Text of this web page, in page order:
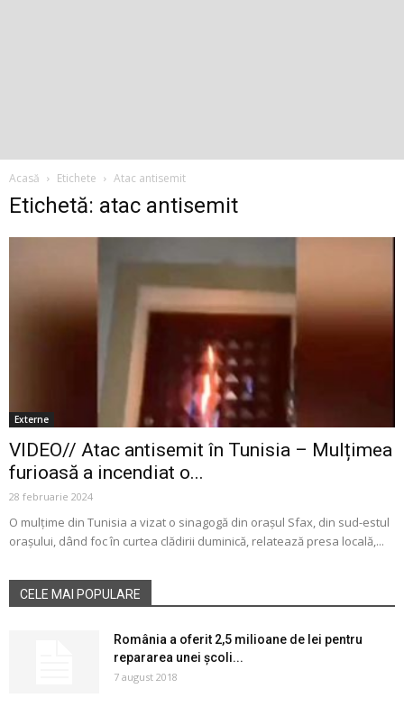
Acasă Etichete Atac antisemit
Etichetă: atac antisemit
Externe
VIDEO// Atac antisemit în Tunisia – Mulțimea
furioasă a incendiat o...
28 februarie 2024
O mulțime din Tunisia a vizat o sinagogă din orașul Sfax, din sud-estul
orașului, dând foc în curtea clădirii duminică, relatează presa locală,...
CELE MAI POPULARE
România a oferit 2,5 milioane de lei pentru
repararea unei școli...
7 august 2018